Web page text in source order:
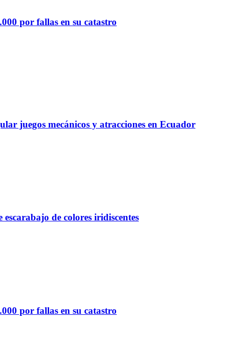
por fallas en su catastro
juegos mecánicos y atracciones en Ecuador
de colores iridiscentes
por fallas en su catastro